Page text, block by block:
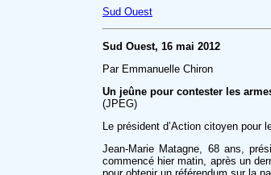
Sud Ouest
Sud Ouest, 16 mai 2012
Par Emmanuelle Chiron
Un jeûne pour contester les
(JPEG)
Le président d’Action citoyen pour
Jean-Marie Matagne, 68 ans,
commencé hier matin, après un